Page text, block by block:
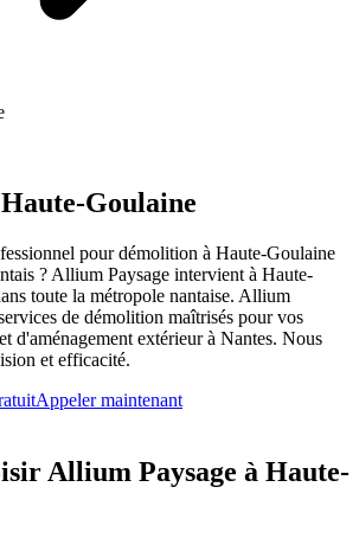
Goulaine
pour démolition à Haute-Goulaine
? Allium Paysage intervient à Haute-
toute la métropole nantaise. Allium
de démolition maîtrisés pour vos
d'aménagement extérieur à Nantes. Nous
et efficacité.
Appeler maintenant
Allium Paysage à Haute-